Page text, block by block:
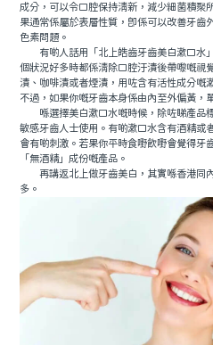
成分，可以令口腔保持清新，減少細菌積聚
果通常係屬於表層性質，即係可以改善牙齒
色素問題。
有啲人話用「北上皓齒牙齒美白漱口水
個狀況好多時都係清除口腔汙漬後帶嚟嘅視
漬、咖啡漬或者煙漬，用咗含有活性成分嘅
不過，如果你嘅牙齒本身係由內至外偏黃，
喺選擇美白漱口水嘅時候，除咗睇產品
敏感牙齒人士使用。有啲漱口水含有酒精或
會有啲刺激。若果你平時食嘢飲嘢會覺得牙
「無酒精」成份嘅產品。
再講返北上做牙齒美白，其實喺香港同
多。